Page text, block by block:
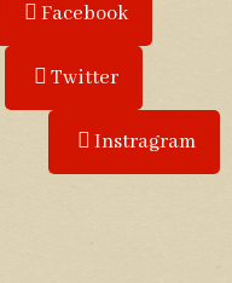
Facebook
Twitter
Instragram